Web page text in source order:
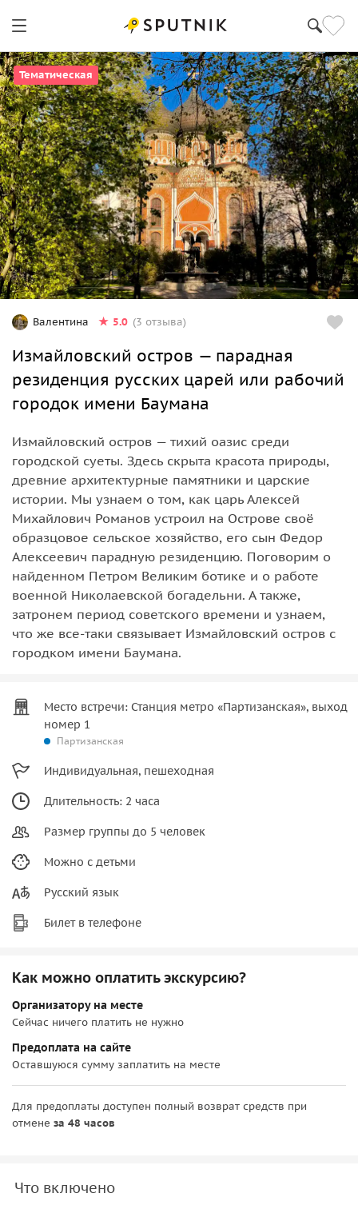
Тематическая
Валентина 5.0 (3 отзыва)
Измайловский остров — парадная
резиденция русских царей или рабочий
городок имени Баумана
Измайловский остров — тихий оазис среди
городской суеты. Здесь скрыта красота природы,
древние архитектурные памятники и царские
истории. Мы узнаем о том, как царь Алексей
Михайлович Романов устроил на Острове своё
образцовое сельское хозяйство, его сын Федор
Алексеевич парадную резиденцию. Поговорим о
найденном Петром Великим ботике и о работе
военной Николаевской богадельни. А также,
затронем период советского времени и узнаем,
что же все-таки связывает Измайловский остров с
городком имени Баумана.
Место встречи: Станция метро «Партизанская», выход
номер 1
Партизанская
Индивидуальная, пешеходная
Длительность: 2 часа
Размер группы до 5 человек
Можно с детьми
Русский язык
Билет в телефоне
Как можно оплатить экскурсию?
Организатору на месте
Сейчас ничего платить не нужно
Предоплата на сайте
Оставшуюся сумму заплатить на месте
Для предоплаты доступен полный возврат средств при
отмене за 48 часов
Что включено